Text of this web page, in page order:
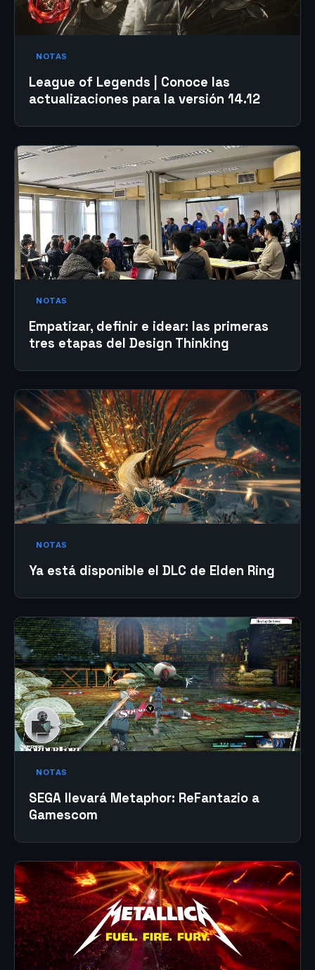
NOTAS
League of Legends | Conoce las
actualizaciones para la versión 14.12
NOTAS
Empatizar, definir e idear: las primeras
tres etapas del Design Thinking
NOTAS
Ya está disponible el DLC de Elden Ring
NOTAS
SEGA llevará Metaphor: ReFantazio a
Gamescom